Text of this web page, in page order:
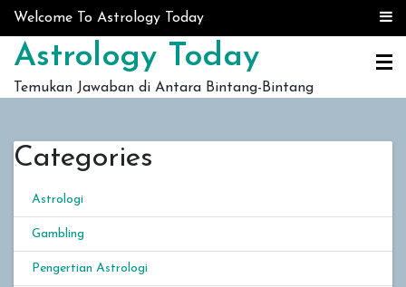
Skip to content
Welcome To Astrology Today
Astrology Today
Temukan Jawaban di Antara Bintang-Bintang
Categories
Astrologi
Gambling
Pengertian Astrologi